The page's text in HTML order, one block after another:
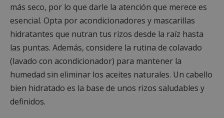
más seco, por lo que darle la atención que merece es
esencial. Opta por acondicionadores y mascarillas
hidratantes que nutran tus rizos desde la raíz hasta
las puntas. Además, considere la rutina de colavado
(lavado con acondicionador) para mantener la
humedad sin eliminar los aceites naturales. Un cabello
bien hidratado es la base de unos rizos saludables y
definidos.